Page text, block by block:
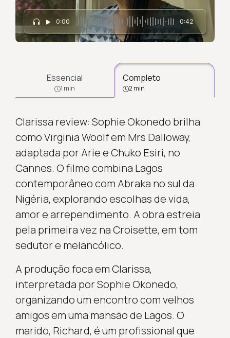
0:00 0:42
Essencial
1 min
Completo
2 min
Clarissa review: Sophie Okonedo brilha
como Virginia Woolf em Mrs Dalloway,
adaptada por Arie e Chuko Esiri, no
Cannes. O filme combina Lagos
contemporâneo com Abraka no sul da
Nigéria, explorando escolhas de vida,
amor e arrependimento. A obra estreia
pela primeira vez na Croisette, em tom
sedutor e melancólico.
A produção foca em Clarissa,
interpretada por Sophie Okonedo,
organizando um encontro com velhos
amigos em uma mansão de Lagos. O
marido, Richard, é um profissional que